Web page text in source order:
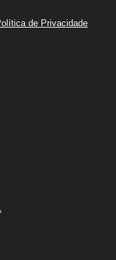
de Privacidade